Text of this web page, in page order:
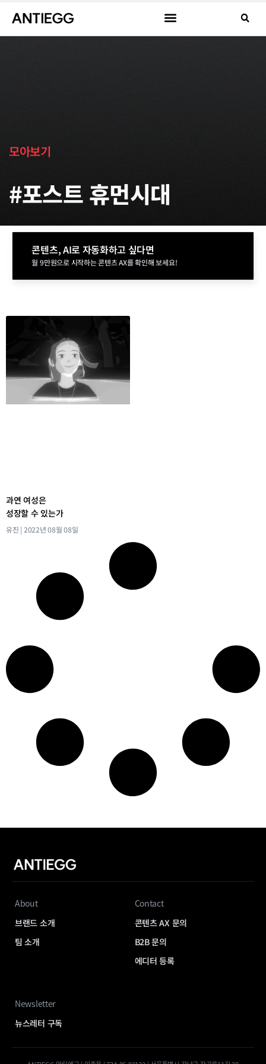
모아보기
#포스트 휴먼시대
콘텐츠, AI로 자동화하고 싶다면
월 9만원으로 시작하는 콘텐츠 AX를 확인해 보세요!
과연 여성은
성장할 수 있는가
유진 2022년 08월 08일
About
브랜드 소개
팀 소개
Contact
콘텐츠 AX 문의
B2B 문의
에디터 등록
Newsletter
뉴스레터 구독